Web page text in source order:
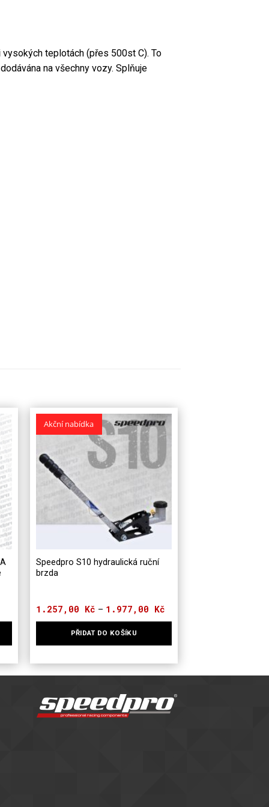
teplotách (přes 500st C). To
na všechny vozy. Splňuje
Akční nabídka
Speedpro S10 hydraulická ruční
brzda
1.257,00 Kč – 1.977,00 KčRozpětí
PŘIDAT DO KOŠÍKU
produkt
variant.
Možnosti